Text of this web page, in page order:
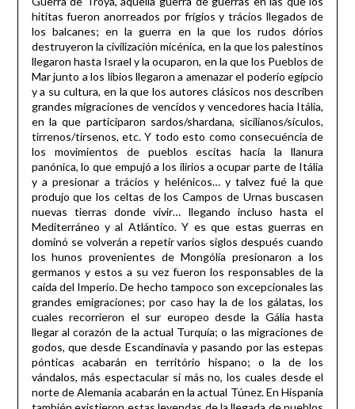
hititas fueron anorreados por frígios y trácios llegados de
los balcanes; en la guerra en la que los rudos dórios
destruyeron la civilización micénica, en la que los palestinos
llegaron hasta Israel y la ocuparon, en la que los Pueblos de
Mar junto a los libios llegaron a amenazar el poderío egípcio
y a su cultura, en la que los autores clásicos nos describen
grandes migraciones de vencidos y vencedores hacia Itália,
en la que participaron sardos/shardana, sicilianos/sículos,
tirrenos/tirsenos, etc. Y todo esto como consecuéncia de
los movimientos de pueblos escitas hacia la llanura
panónica, lo que empujó a los ilirios a ocupar parte de Itália
y a presionar a trácios y helénicos… y talvez fué la que
produjo que los celtas de los Campos de Urnas buscasen
nuevas tierras donde vivir… llegando incluso hasta el
Mediterráneo y al Atlántico. Y es que estas guerras en
dominó se volverán a repetir varios siglos después cuando
los hunos provenientes de Mongólia presionaron a los
germanos y estos a su vez fueron los responsables de la
caída del Imperio. De hecho tampoco son excepcionales las
grandes emigraciones; por caso hay la de los gálatas, los
cuales recorrieron el sur europeo desde la Gália hasta
llegar al corazón de la actual Turquía; o las migraciones de
godos, que desde Escandinavia y pasando por las estepas
pónticas acabarán en território hispano; o la de los
vándalos, más espectacular si más no, los cuales desde el
norte de Alemania acabarán en la actual Túnez. En Hispania